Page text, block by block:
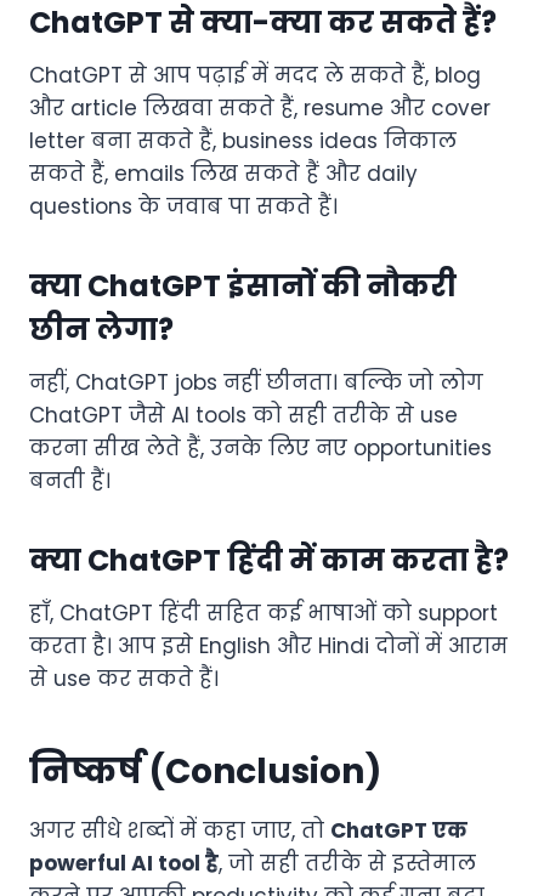
ChatGPT से क्या-क्या कर सकते हैं?
ChatGPT से आप पढ़ाई में मदद ले सकते हैं, blog
और article लिखवा सकते हैं, resume और cover
letter बना सकते हैं, business ideas निकाल
सकते हैं, emails लिख सकते हैं और daily
questions के जवाब पा सकते हैं।
क्या ChatGPT इंसानों की नौकरी
छीन लेगा?
नहीं, ChatGPT jobs नहीं छीनता। बल्कि जो लोग
ChatGPT जैसे AI tools को सही तरीके से use
करना सीख लेते हैं, उनके लिए नए opportunities
बनती हैं।
क्या ChatGPT हिंदी में काम करता है?
हाँ, ChatGPT हिंदी सहित कई भाषाओं को support
करता है। आप इसे English और Hindi दोनों में आराम
से use कर सकते हैं।
निष्कर्ष (Conclusion)
अगर सीधे शब्दों में कहा जाए, तो ChatGPT एक
powerful AI tool है, जो सही तरीके से इस्तेमाल